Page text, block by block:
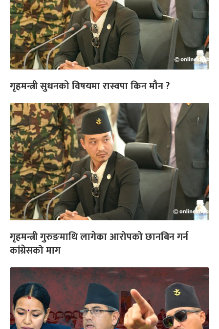
गृहमन्त्री सुधनको विषयमा रास्वपा किन मौन ?
गृहमन्त्री गुरुङमाथि लागेका आरोपको छानबिन गर्न
कांग्रेसको माग